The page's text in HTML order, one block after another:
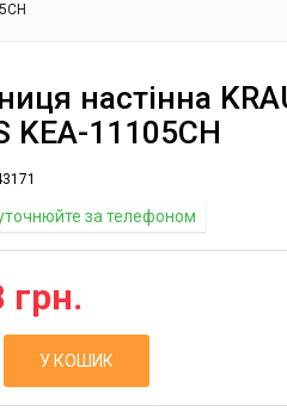
настінна
KEA-11105CH
за телефоном
грн.
У КОШИК